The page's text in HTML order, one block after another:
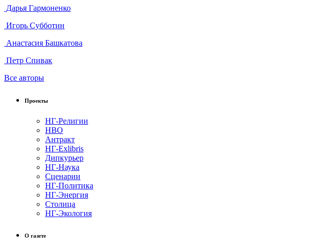
Дарья Гармоненко
Игорь Субботин
Анастасия Башкатова
Петр Спивак
Все авторы
Проекты
НГ-Религии
НВО
Антракт
НГ-Exlibris
Дипкурьер
НГ-Наука
Сценарии
НГ-Политика
НГ-Энергия
Столица
НГ-Экология
О газете